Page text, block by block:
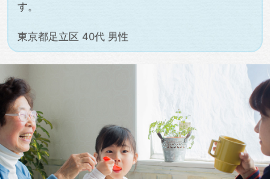
す。
東京都足立区 40代 男性